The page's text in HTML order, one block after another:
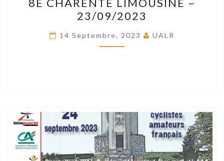
CHARENTE
LIMOUSINE
–
23/09/2023
8E CHARENTE LIMOUSINE –
23/09/2023
14 Septembre, 2023 UALR